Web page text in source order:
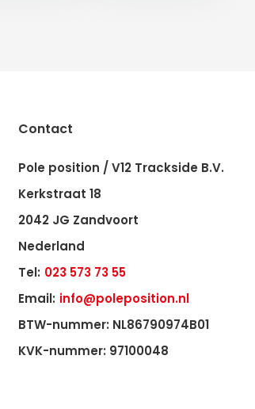
Contact
Pole position / V12 Trackside B.V.
Kerkstraat 18
2042 JG Zandvoort
Nederland
Tel: 023 573 73 55
Email: info@poleposition.nl
BTW-nummer: NL86790974B01
KVK-nummer: 97100048